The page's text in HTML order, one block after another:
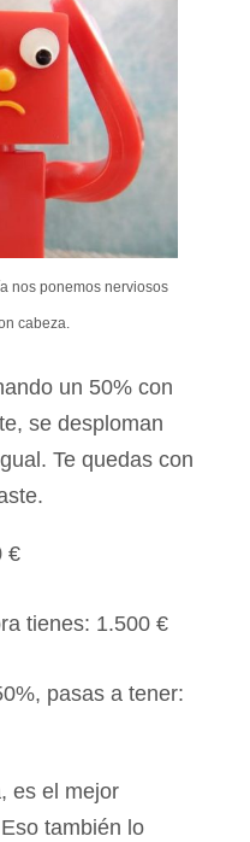
nos ponemos nerviosos
cabeza.
un 50% con
se desploman
Te quedas con
€
tienes: 1.500 €
pasas a tener:
es el mejor
también lo